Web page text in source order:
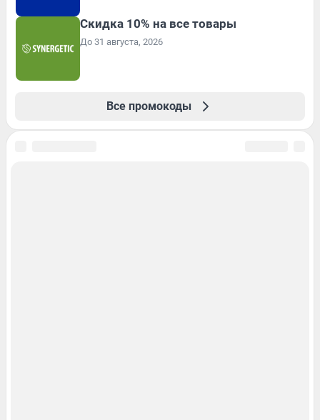
Скидка 10% на все товары
До 31 августа, 2026
Все промокоды